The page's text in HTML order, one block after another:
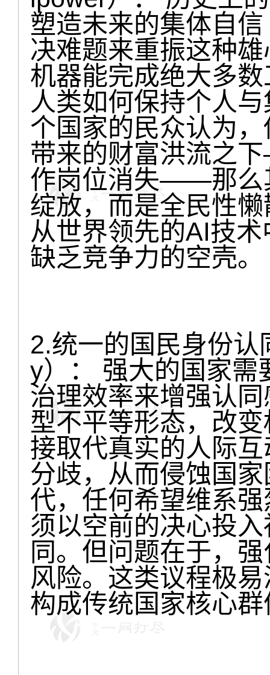
塑造未来的集体自
决难题来重振这种
机器能完成绝大多
人类如何保持个人
个国家的民众认为
带来的财富洪流之
作岗位消失——那么
绽放，而是全民性
从世界领先的AI技
缺乏竞争力的空壳。
2.统一的国民身份
y）： 强大的国家需
治理效率来增强认
型不平等形态，改
接取代真实的人际
分歧，从而侵蚀国
代，任何希望维系
须以空前的决心投
同。但问题在于，
风险。这类议程极
构成传统国家核心